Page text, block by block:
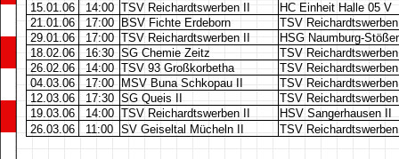
15.01.06
14:00 TSV Reichardtswerben II
HC Einheit Halle 05 V
21.01.06
17:00 BSV Fichte Erdeborn
TSV
29.01.06
17:00 TSV Reichardtswerben II
HSG Naumburg-
18.02.06
16:30 SG Chemie Zeitz
TSV
26.02.06
14:00 TSV 93 Großkorbetha
TSV
04.03.06
17:00 MSV Buna Schkopau II
TSV
12.03.06
17:30 SG Queis II
TSV
19.03.06
14:00 TSV Reichardtswerben II
HSV Sangerhausen II
26.03.06
11:00 SV Geiseltal Mücheln II TSV